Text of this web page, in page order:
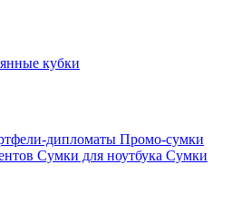
кубки
дипломаты Промо-сумки
Сумки для ноутбука Сумки